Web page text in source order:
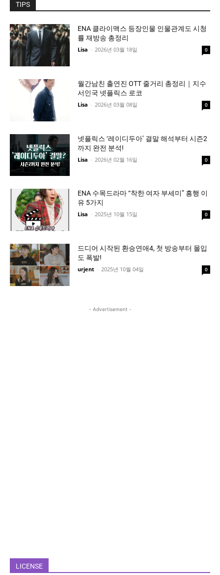
TIPS
ENA 클라이맥스 등장인물 인물관계도 시청
률 재방송 총정리
Lisa - 2026년 03월 18일 0
월간남친 출연진 OTT 줄거리 총정리｜지수
서인국 넷플릭스 로코
Lisa - 2026년 03월 08일 0
넷플릭스 ‘레이디두아’ 결말 해석부터 시즌2
까지 완전 분석!
Lisa - 2026년 02월 16일 0
ENA 수목드라마 “착한 여자 부세미” 흥행 이
유 5가지
Lisa - 2025년 10월 15일 0
드디어 시작된 환승연애4, 첫 방송부터 몰입
도 폭발!
urjent - 2025년 10월 04일 0
- Advertisement -
LICENSE